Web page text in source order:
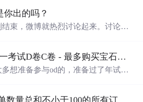
这哥们也北漂快10年了，有车无房无
了，前段时间还在找我问认不认识
，甚至毫无征兆，很伤心很感慨：
年结交的朋友和大学同学还在北京
年每到周末都会招呼几个好.
出的吗？
束，微博就热烈讨论起来。讨论最
你出的吗？”在社交媒体上，考生们
今年的数学题确定不是从韦神的随笔
功于“韦神”，但实际上，...
华为OD机试统一考试D卷C卷 - 最多购买宝石数目 py
想准备参与od的，准备过了年试一